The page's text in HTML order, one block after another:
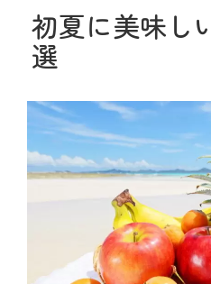
初夏に美味し
選